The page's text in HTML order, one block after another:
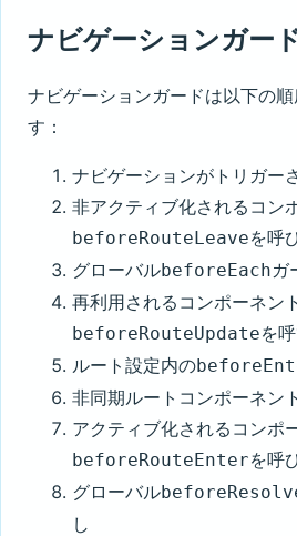
ナビゲーションガー
ナビゲーションガードは以下の
す：
ナビゲーションがトリガー
非アクティブ化されるコン
beforeRouteLeaveを呼
グローバルbeforeEachガ
再利用されるコンポーネン
beforeRouteUpdateを
ルート設定内の
非同期ルートコンポーネン
アクティブ化されるコンポ
beforeRouteEnterを呼
グローバル
し